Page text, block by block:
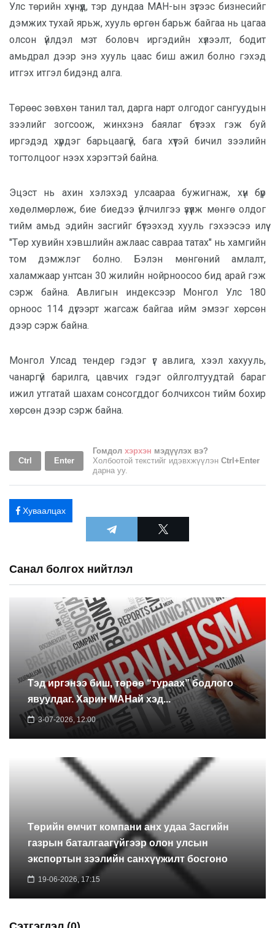
Улс төрийн хүчнүүд, тэр дундаа МАН-ын зүгээс бизнесийг
дэмжих тухай ярьж, хууль өргөн барьж байгаа нь цагаа
олсон үйлдэл мэт боловч иргэдийн хүлээлт, бодит
амьдрал дээр энэ хууль цаас биш ажил болно гэхэд
итгэх итгэл бидэнд алга.
Төрөөс зөвхөн танил тал, дарга нарт олгодог сангуудын
зээлийг зогсоож, жинхэнэ баялаг бүтээх гэж буй
иргэдэд хүрдэг барьцаагүй, бага хүүтэй бичил зээлийн
тогтолцоог нээх хэрэгтэй байна.
Эцэст нь ахин хэлэхэд улсаараа бужигнаж, хүн бүр
хөдөлмөрлөж, бие биедээ үйлчилгээ үзүүлж мөнгө олдог
тийм амьд эдийн засгийг бүтээхэд хууль гэхээсээ илүү
"Төр хувийн хэвшлийн ажлаас савраа татах" нь хамгийн
том дэмжлэг болно. Бэлэн мөнгөний амлалт,
халамжаар унтсан 30 жилийн нойрноосоо бид арай гэж
сэрж байна. Авлигын индексээр Монгол Улс 180
орноос 114 дүгээрт жагсаж байгаа ийм эмзэг хөрсөн
дээр сэрж байна.
Монгол Улсад тендер гэдэг үг авлига, хээл хахууль,
чанаргүй барилга, цавчих гэдэг ойлголтуудтай бараг
ижил утгатай шахам сонсогддог болчихсон тийм бохир
хөрсөн дээр сэрж байна.
Ctrl Enter
Гомдол хэрхэн мэдүүлэх вэ?
Холбоотой текстийг идэвхжүүлэн Ctrl+Enter
дарна уу.
Хуваалцах
Санал болгох нийтлэл
Тэд иргэнээ биш, төрөө “тураах” бодлого
явуулдаг. Харин МАНай хэд...
3-07-2026, 12:00
Төрийн өмчит компани анх удаа Засгийн
газрын баталгаагүйгээр олон улсын
экспортын зээлийн санхүүжилт босгоно
19-06-2026, 17:15